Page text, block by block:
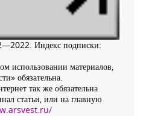
Индекс подписки:
использовании материалов,
обязательна.
так же обязательна
статьи, или на главную